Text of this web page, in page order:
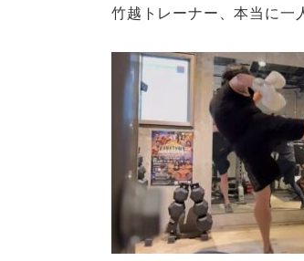
竹越トレーナー、本当に一